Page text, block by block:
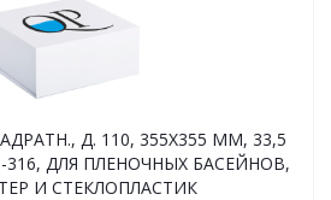
Д. 110, 355Х355 ММ, 33,5
316, ДЛЯ ПЛЕНОЧНЫХ БАСЕЙНОВ,
И СТЕКЛОПЛАСТИК